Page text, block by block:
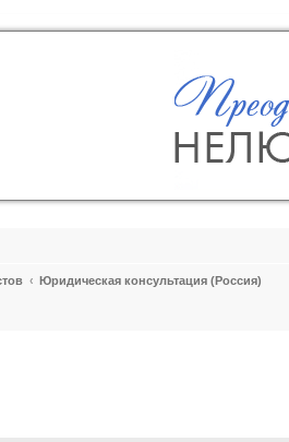
Юридическая консультация (Россия)